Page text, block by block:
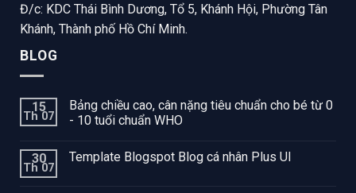
Đ/c: KDC Thái Bình Dương, Tổ 5, Khánh Hội, Phường Tân
Khánh, Thành phố Hồ Chí Minh.
BLOG
15
Th 07
Bảng chiều cao, cân nặng tiêu chuẩn cho bé từ 0
- 10 tuổi chuẩn WHO
30
Th 07
Template Blogspot Blog cá nhân Plus UI